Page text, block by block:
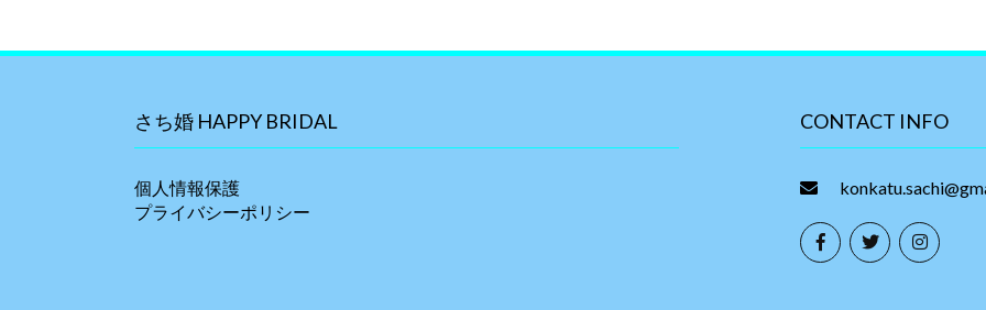
a
g
a
t
i
o
さち婚 HAPPY BRIDAL
個人情報保護
プライバシーポリシー
CONTACT INFO